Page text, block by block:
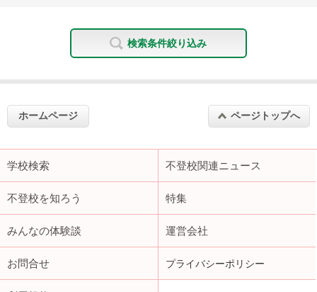
検索条件絞り込み
ホームページ ページトップへ
学校検索 不登校関連ニュース
不登校を知ろう 特集
みんなの体験談 運営会社
お問合せ プライバシーポリシー